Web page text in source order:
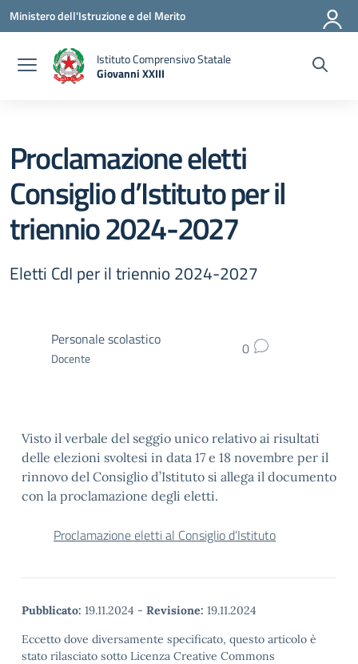
Vai ai contenuti
Vai al menu di navigazione
Vai al footer
Ministero dell'Istruzione e del Merito
Istituto Comprensivo Statale
Giovanni XXIII
Proclamazione eletti
Consiglio d’Istituto per il
triennio 2024-2027
Eletti CdI per il triennio 2024-2027
Personale scolastico
Docente 0
Visto il verbale del seggio unico relativo ai risultati
delle elezioni svoltesi in data 17 e 18 novembre per il
rinnovo del Consiglio d’Istituto si allega il documento
con la proclamazione degli eletti.
Proclamazione eletti al Consiglio d’Istituto
Pubblicato: 19.11.2024 - Revisione: 19.11.2024
Eccetto dove diversamente specificato, questo articolo è
stato rilasciato sotto Licenza Creative Commons